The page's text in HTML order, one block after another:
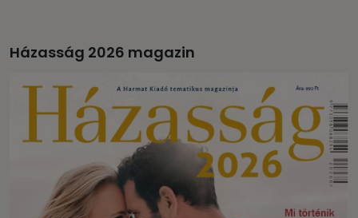
Házasság 2026 magazin